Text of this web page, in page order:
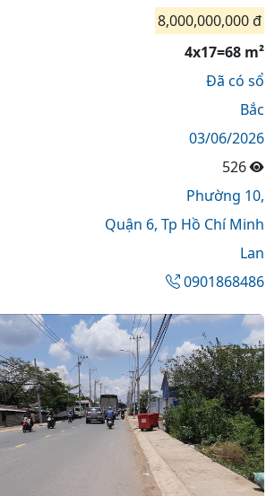
8,000,000,000 đ
4x17=68 m²
Đã có sổ
Bắc
03/06/2026
526
Phường 10,
Quận 6, Tp Hồ Chí Minh
Lan
0901868486